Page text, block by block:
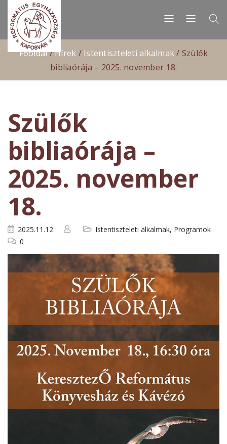
Főoldal/Hírek / Istentiszteleti alkalmak/ Szülők
bibliaórája – 2025. november 18.
Szülők
bibliaórája –
2025. november
18.
2025.11.12. Istentiszteleti alkalmak, Programok
0